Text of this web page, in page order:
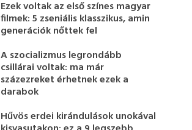
Ezek voltak az első színes magyar
filmek: 5 zseniális klasszikus, amin
generációk nőttek fel
A szocializmus legrondább
csillárai voltak: ma már
százezreket érhetnek ezek a
darabok
Hűvös erdei kirándulások unokával